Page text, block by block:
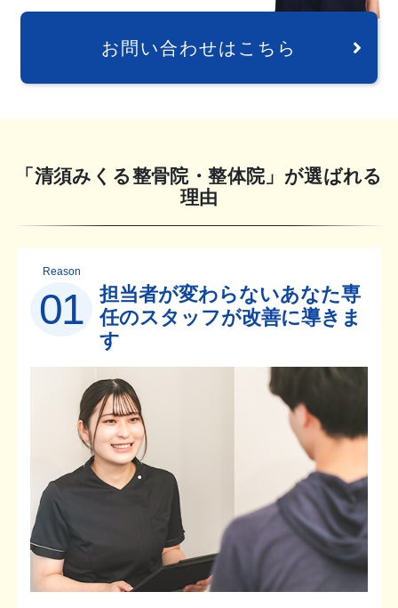
お問い合わせはこちら
「清須みくる整骨院・整体院」が選ばれる
理由
Reason
01
担当者が変わらないあなた専
任のスタッフが改善に導きま
す